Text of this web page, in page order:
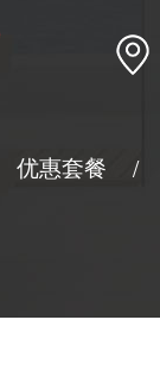
优惠套餐 /